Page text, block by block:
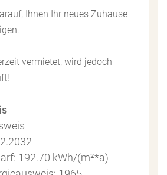
Ihnen Ihr neues Zuhause
vermietet, wird jedoch
192.70 kWh/(m²*a)